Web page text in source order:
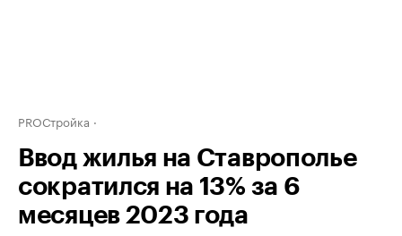
PROСтройка
Ввод жилья на Ставрополье
сократился на 13% за 6
месяцев 2023 года